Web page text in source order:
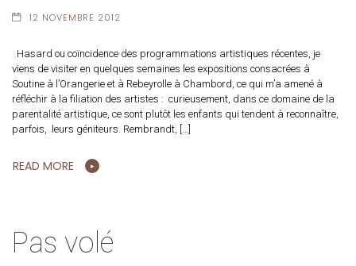
12 NOVEMBRE 2012
Hasard ou coïncidence des programmations artistiques récentes, je
viens de visiter en quelques semaines les expositions consacrées à
Soutine à l’Orangerie et à Rebeyrolle à Chambord, ce qui m’a amené à
réfléchir à la filiation des artistes : curieusement, dans ce domaine de la
parentalité artistique, ce sont plutôt les enfants qui tendent à reconnaître,
parfois, leurs géniteurs. Rembrandt, […]
READ MORE
Pas volé